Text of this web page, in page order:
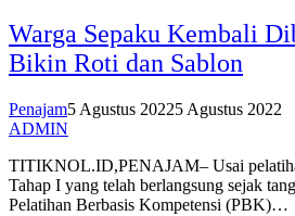
Warga Sepaku Kembali
Bikin Roti dan Sablon
Penajam5 Agustus 20225 Agustus 2022
ADMIN
TITIKNOL.ID,PENAJAM– Usai
Tahap I yang telah berlangsung sejak
Pelatihan Berbasis Kompetensi (PBK)…